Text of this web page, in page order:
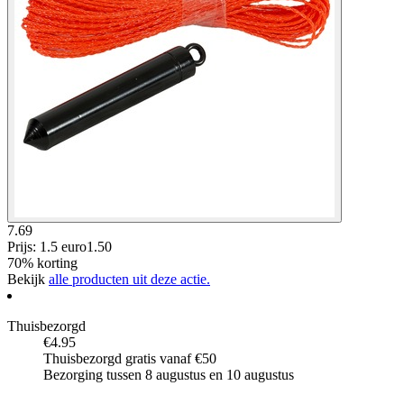
7.69
Prijs: 1.5 euro1 .50
70% korting
Bekijk alle producten uit deze actie.
Thuisbezorgd
€4.95
Thuisbezorgd gratis vanaf €50
Bezorging tussen 8 augustus en 10 augustus